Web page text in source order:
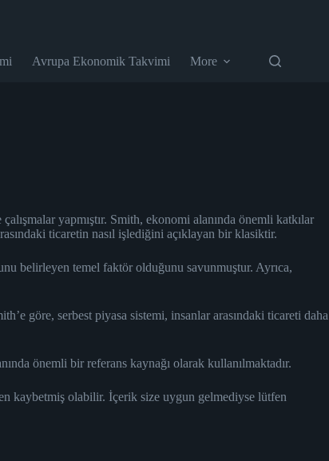
Avrupa Ekonomik Takvimi More
yapmıştır. Smith, ekonomi alanında önemli katkılar
ticaretin nasıl işlediğini açıklayan bir klasiktir.
belirleyen temel faktör olduğunu savunmuştur. Ayrıca,
göre, serbest piyasa sistemi, insanlar arasındaki ticareti daha
önemli bir referans kaynağı olarak kullanılmaktadır.
kaybetmiş olabilir. İçerik size uygun gelmediyse lütfen